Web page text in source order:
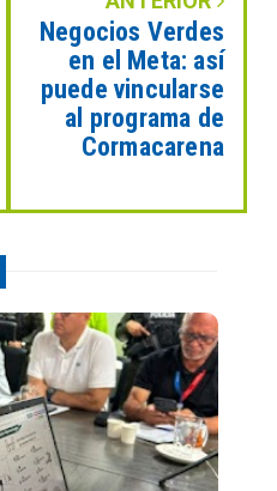
Negocios Verdes
en el Meta: así
puede vincularse
al programa de
Cormacarena